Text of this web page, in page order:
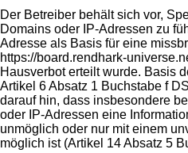
Der Betreiber behält sich vor,
Domains oder IP-Adressen zu
Adresse als Basis für eine
https://board.rendhark-
Hausverbot erteilt wurde. Basis
Artikel 6 Absatz 1 Buchstabe f
darauf hin, dass insbesondere
oder IP-Adressen eine
unmöglich oder nur mit einem
möglich ist (Artikel 14 Absatz 5